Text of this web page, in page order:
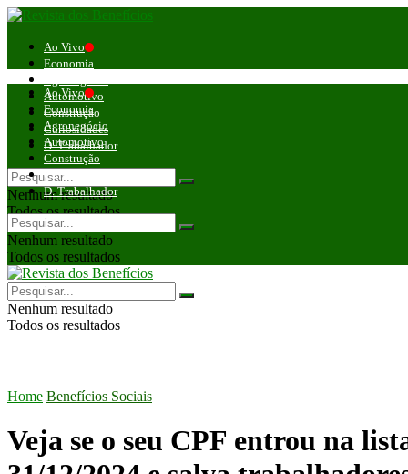
Ao Vivo
Economia
Automotivo
Construção
Curiosidades
D. Trabalhador
Nenhum resultado
Todos os resultados
Ao Vivo
Economia
Agronegócio
Automotivo
Construção
Curiosidades
D. Trabalhador
Nenhum resultado
Todos os resultados
Nenhum resultado
Todos os resultados
Home Benefícios Sociais
Veja se o seu CPF entrou na